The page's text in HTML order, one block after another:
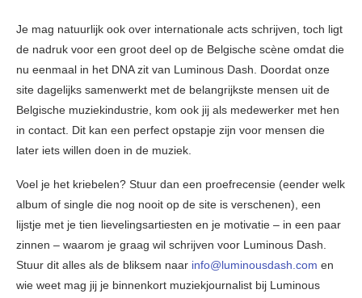
Je mag natuurlijk ook over internationale acts schrijven, toch ligt
de nadruk voor een groot deel op de Belgische scène omdat die
nu eenmaal in het DNA zit van Luminous Dash. Doordat onze
site dagelijks samenwerkt met de belangrijkste mensen uit de
Belgische muziekindustrie, kom ook jij als medewerker met hen
in contact. Dit kan een perfect opstapje zijn voor mensen die
later iets willen doen in de muziek.
Voel je het kriebelen? Stuur dan een proefrecensie (eender welk
album of single die nog nooit op de site is verschenen), een
lijstje met je tien lievelingsartiesten en je motivatie – in een paar
zinnen – waarom je graag wil schrijven voor Luminous Dash.
Stuur dit alles als de bliksem naar info@luminousdash.com en
wie weet mag jij je binnenkort muziekjournalist bij Luminous